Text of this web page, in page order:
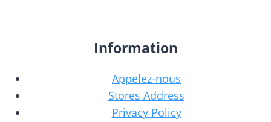
Information
Appelez-nous
Stores Address
Privacy Policy